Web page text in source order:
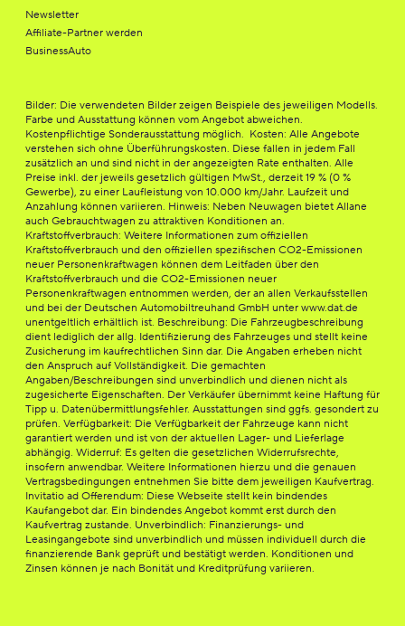
Newsletter
Affiliate-Partner werden
BusinessAuto
Bilder: Die verwendeten Bilder zeigen Beispiele des jeweiligen Modells.
Farbe und Ausstattung können vom Angebot abweichen.
Kostenpflichtige Sonderausstattung möglich. Kosten: Alle Angebote
verstehen sich ohne Überführungskosten. Diese fallen in jedem Fall
zusätzlich an und sind nicht in der angezeigten Rate enthalten. Alle
Preise inkl. der jeweils gesetzlich gültigen MwSt., derzeit 19 % (0 %
Gewerbe), zu einer Laufleistung von 10.000 km/Jahr. Laufzeit und
Anzahlung können variieren. Hinweis: Neben Neuwagen bietet Allane
auch Gebrauchtwagen zu attraktiven Konditionen an.
Kraftstoffverbrauch: Weitere Informationen zum offiziellen
Kraftstoffverbrauch und den offiziellen spezifischen CO2-Emissionen
neuer Personenkraftwagen können dem Leitfaden über den
Kraftstoffverbrauch und die CO2-Emissionen neuer
Personenkraftwagen entnommen werden, der an allen Verkaufsstellen
und bei der Deutschen Automobiltreuhand GmbH unter www.dat.de
unentgeltlich erhältlich ist. Beschreibung: Die Fahrzeugbeschreibung
dient lediglich der allg. Identifizierung des Fahrzeuges und stellt keine
Zusicherung im kaufrechtlichen Sinn dar. Die Angaben erheben nicht
den Anspruch auf Vollständigkeit. Die gemachten
Angaben/Beschreibungen sind unverbindlich und dienen nicht als
zugesicherte Eigenschaften. Der Verkäufer übernimmt keine Haftung für
Tipp u. Datenübermittlungsfehler. Ausstattungen sind ggfs. gesondert zu
prüfen. Verfügbarkeit: Die Verfügbarkeit der Fahrzeuge kann nicht
garantiert werden und ist von der aktuellen Lager- und Lieferlage
abhängig. Widerruf: Es gelten die gesetzlichen Widerrufsrechte,
insofern anwendbar. Weitere Informationen hierzu und die genauen
Vertragsbedingungen entnehmen Sie bitte dem jeweiligen Kaufvertrag.
Invitatio ad Offerendum: Diese Webseite stellt kein bindendes
Kaufangebot dar. Ein bindendes Angebot kommt erst durch den
Kaufvertrag zustande. Unverbindlich: Finanzierungs- und
Leasingangebote sind unverbindlich und müssen individuell durch die
finanzierende Bank geprüft und bestätigt werden. Konditionen und
Zinsen können je nach Bonität und Kreditprüfung variieren.